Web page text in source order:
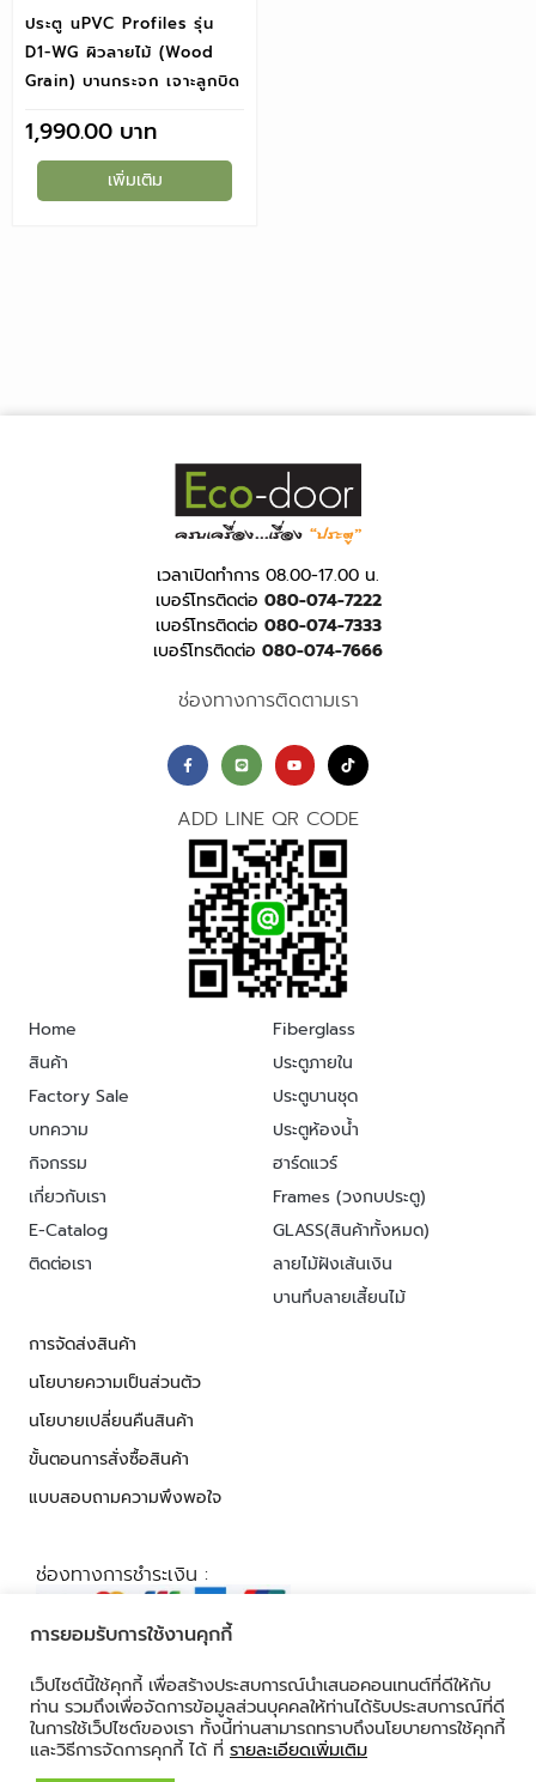
ประตู uPVC Profiles รุ่น
D1-WG ผิวลายไม้ (Wood
Grain) บานกระจก เจาะลูกบิด
1,990.00
เพิ่มเติม
เวลาเปิดทำการ 08.00-17.00 น.
เบอร์โทรติดต่อ 080-074-7222
เบอร์โทรติดต่อ 080-074-7333
เบอร์โทรติดต่อ 080-074-7666
ช่องทางการติดตามเรา
ADD LINE QR CODE
Home
สินค้า
Factory Sale
บทความ
กิจกรรม
เกี่ยวกับเรา
E-Catalog
ติดต่อเรา
Fiberglass
ประตูภายใน
ประตูบานชุด
ประตูห้องน้ำ
ฮาร์ดแวร์
Frames (วงกบประตู)
GLASS(สินค้าทั้งหมด)
ลายไม้ฝังเส้นเงิน
บานทึบลายเสี้ยนไม้
การจัดส่งสินค้า
นโยบายความเป็นส่วนตัว
นโยบายเปลี่ยนคืนสินค้า
ขั้นตอนการสั่งซื้อสินค้า
แบบสอบถามความพึงพอใจ
ช่องทางการชำระเงิน :
© 2026 ALL RIGHTS RESERVED​
การยอมรับการใช้งานคุกกี้
เว็ปไซต์นี้ใช้คุกกี้ เพื่อสร้างประสบการณ์นำเสนอคอนเทนต์ที่ดีให้กับ
ท่าน รวมถึงเพื่อจัดการข้อมูลส่วนบุคคลให้ท่านได้รับประสบการณ์ที่ดี
ในการใช้เว็ปไซต์ของเรา ทั้งนี้ท่านสามารถทราบถึงนโยบายการใช้คุกกี้
และวิธีการจัดการคุกกี้ ได้ ที่ รายละเอียดเพิ่มเติม